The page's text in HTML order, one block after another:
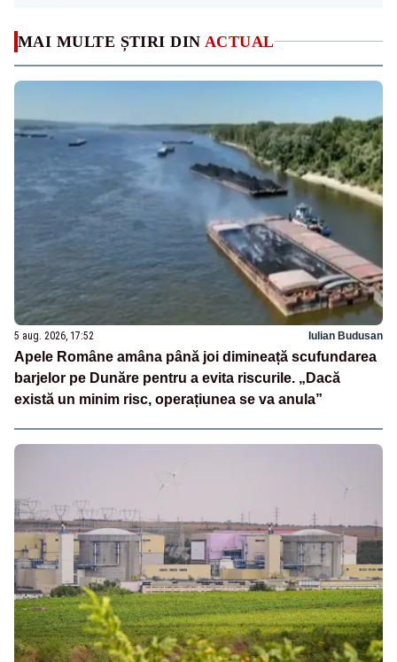
MAI MULTE ȘTIRI DIN ACTUAL
5 aug. 2026, 17:52 Iulian Budusan
Apele Române amâna până joi dimineață scufundarea
barjelor pe Dunăre pentru a evita riscurile. „Dacă
există un minim risc, operațiunea se va anula”